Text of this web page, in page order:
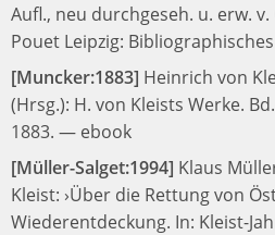
Aufl., neu durchgeseh. u. erw.
Pouet Leipzig:
[Muncker:1883] Heinrich von
(Hrsg.): H. von Kleists Werke.
1883. — ebook
[Müller-Salget:1994] Klaus
Kleist: ›Über die Rettung von
Wiederentdeckung. In: Kleist-